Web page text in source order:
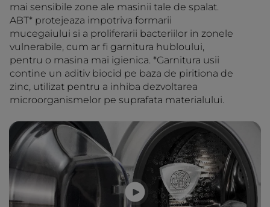
mai sensibile zone ale masinii tale de spalat.
ABT* protejeaza impotriva formarii
mucegaiului si a proliferarii bacteriilor in zonele
vulnerabile, cum ar fi garnitura hubloului,
pentru o masina mai igienica. *Garnitura usii
contine un aditiv biocid pe baza de piritiona de
zinc, utilizat pentru a inhiba dezvoltarea
microorganismelor pe suprafata materialului.